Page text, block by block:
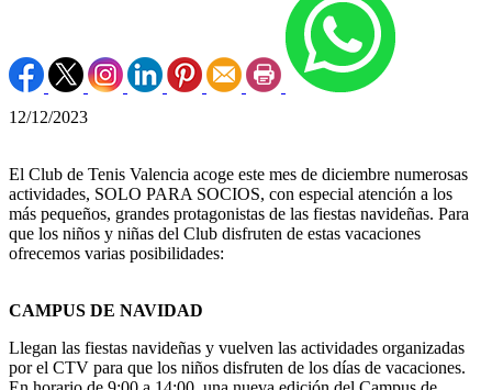
12/12/2023
El Club de Tenis Valencia acoge este mes de diciembre numerosas
actividades, SOLO PARA SOCIOS, con especial atención a los
más pequeños, grandes protagonistas de las fiestas navideñas. Para
que los niños y niñas del Club disfruten de estas vacaciones
ofrecemos varias posibilidades:
CAMPUS DE NAVIDAD
Llegan las fiestas navideñas y vuelven las actividades organizadas
por el CTV para que los niños disfruten de los días de vacaciones.